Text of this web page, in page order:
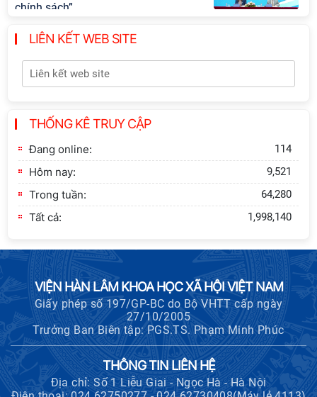
chính sách”
Khai quật công trường khai thác đá
Tôn
sinh đào tạo trình độ tiến sĩ đợt 1
LIÊN KẾT WEB SITE
THỐNG KÊ TRUY CẬP
Đang online: 114
Hôm nay: 9,521
Trong tuần: 64,280
Tất cả: 1,998,140
VIỆN HÀN LÂM KHOA HỌC XÃ HỘI VIỆT NAM
Giấy phép số 197/GP-BC do Bộ VHTT cấp ngày
27/10/2005
Trưởng Ban Biên tập: PGS.TS. Phạm Minh Phúc
THÔNG TIN LIÊN HỆ
Địa chỉ: Số 1 Liễu Giai - Ngọc Hà - Hà Nội